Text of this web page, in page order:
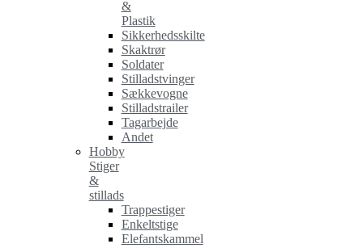
&
Plastik
Sikkerhedsskilte
Skaktrør
Soldater
Stilladstvinger
Sækkevogne
Stilladstrailer
Tagarbejde
Andet
Hobby
Stiger
&
stillads
Trappestiger
Enkeltstige
Elefantskammel